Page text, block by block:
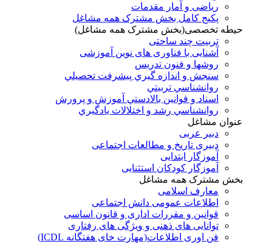
ریاضی و آمار مقدمات
پکیج کامل بخش مشترک همه مشاغل
حیطه تخصصی(بخش مشترک همه مشاغل)
تربیت چند ساحتی
آشنایی با فناوری های نوین آموزشی
روشها و فنون تدريس
سنجش و اندازه گيري پيشرفت تحصيلي
روانشناسي تربيتي
اسناد و قوانين بالادستي آموزش و پرورش
روانشناسي رشد و اختلالات يادگيري
عنوان مشاغل
دبير عربی
دبیری تاریخ و مطالعات اجتماعی
آموزگار ابتدایی
آموزگار کودکان استثنایی
بخش مشترک همه مشاغل
معارف اسلامی
اطلاعات عمومی دانش اجتماعی
قوانین و مقررات اداری و قانون اساسی
توانایی های ذهنی و ویژگی های رفتاری
فن اوری اطلاعات(مهارت خای هفتگانه ICDL)